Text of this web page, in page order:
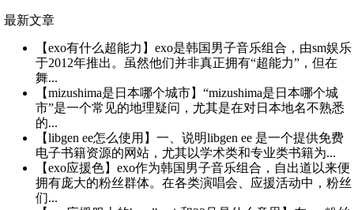
最新文章
【exo有什么超能力】exo是韩国男子音乐组合，由sm娱乐
于2012年推出。虽然他们并非真正拥有“超能力”，但在
舞...
【mizushima是日本哪个城市】“mizushima是日本哪个城
市”是一个常见的地理疑问，尤其是在对日本地名不熟悉
的...
【libgen ee怎么使用】一、说明libgen ee 是一个提供免费
电子书籍资源的网站，尤其以学术类和专业类书籍为...
【exo应援色】exo作为韩国男子音乐组合，自出道以来便
拥有庞大的粉丝群体。在各类演唱会、应援活动中，粉丝
们...